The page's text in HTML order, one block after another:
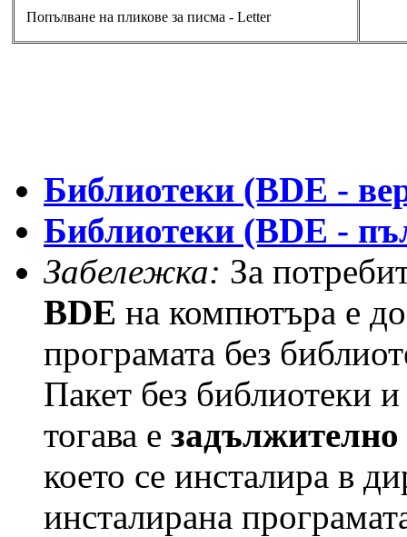
Попълване на пликове за писма - Letter
Библиотеки (BDE -
Библиотеки (BDE -
Забележка: За
BDE на компютъра е
програмата без
Пакет без библиотеки
тогава е задължително
което се инсталира в
инсталирана